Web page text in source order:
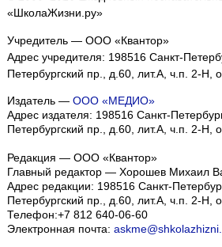
«ШколаЖизни.ру»
Учредитель — ООО «Квантор»
Адрес учредителя: 198516 Санкт-
Петербургский пр., д.60, лит.А, ч.п. 2-Н,
Издатель — ООО «МЕДИО»
Адрес издателя: 198516 Санкт-
Петербургский пр., д.60, лит.А, ч.п. 2-Н,
Редакция — ООО «Квантор»
Главный редактор — Хорошев Михаил
Адрес редакции: 198516 Санкт-
Петербургский пр., д.60, лит.А, ч.п. 2-Н,
Телефон:+7 812 640-06-60
Электронная почта: